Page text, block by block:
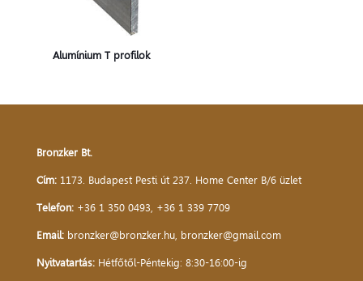
Alumínium T profilok
Bronzker Bt.
Cím: 1173. Budapest Pesti út 237. Home Center B/6 üzlet
Telefon: +36 1 350 0493, +36 1 339 7709
Email: bronzker@bronzker.hu, bronzker@gmail.com
Nyitvatartás: Hétfőtől-Péntekig: 8:30-16:00-ig